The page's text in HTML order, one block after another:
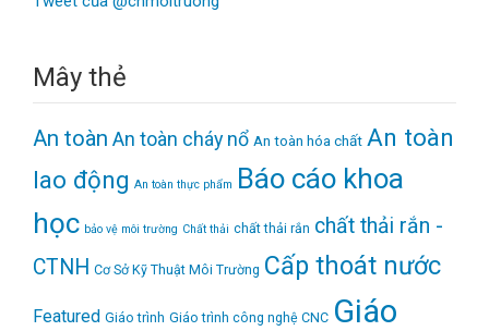
Mây thẻ
An toàn An toàn cháy nổ An toàn hóa chất An toàn
lao động An toàn thực phẩm Báo cáo khoa
học bảo vệ môi trường Chất thải chất thải rắn chất thải rắn -
CTNH Cơ Sở Kỹ Thuật Môi Trường Cấp thoát nước
Featured Giáo trình Giáo trình công nghệ CNC Giáo